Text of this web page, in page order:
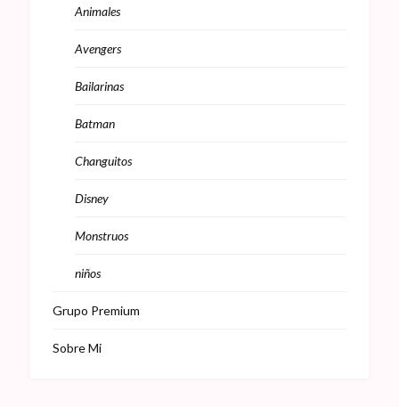
Animales
Avengers
Bailarinas
Batman
Changuitos
Disney
Monstruos
niños
Grupo Premium
Sobre Mi